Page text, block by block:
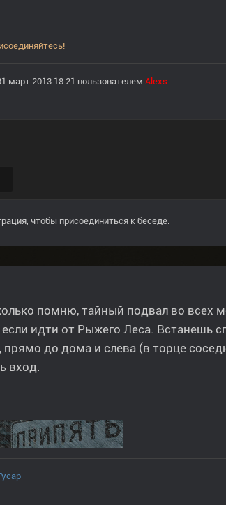
март 2013 18:21 пользователем Alexs.
, чтобы присоединиться к беседе.
помню, тайный подвал во всех
идти от Рыжего Леса. Встанешь
прямо до дома и слева (в торце
вход.